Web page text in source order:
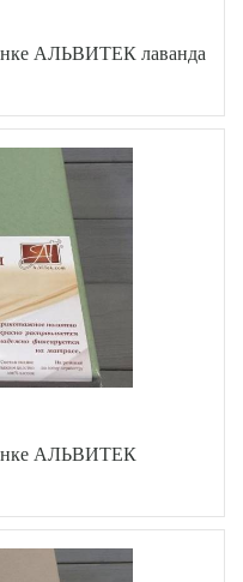
АЛЬВИТЕК лаванда
АЛЬВИТЕК